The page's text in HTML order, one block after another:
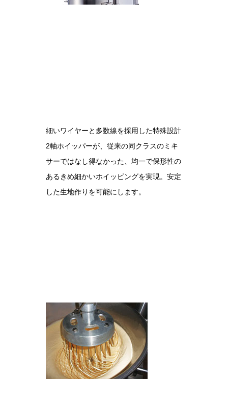
細いワイヤーと多数線を採用した特殊設計
2軸ホイッパーが、従来の同クラスのミキ
サーではなし得なかった、均一で保形性の
あるきめ細かいホイッピングを実現。安定
した生地作りを可能にします。